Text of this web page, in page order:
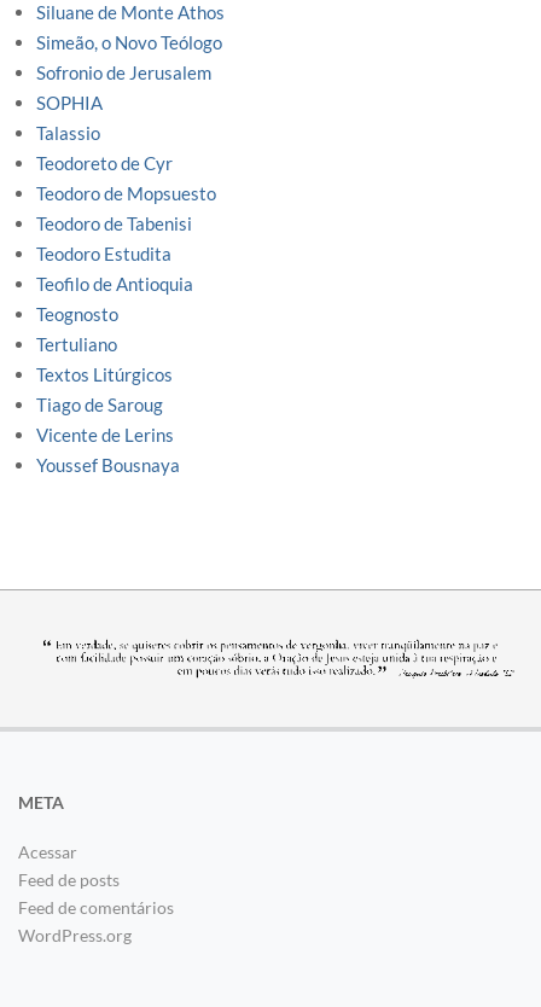
Siluane de Monte Athos
Simeão, o Novo Teólogo
Sofronio de Jerusalem
SOPHIA
Talassio
Teodoreto de Cyr
Teodoro de Mopsuesto
Teodoro de Tabenisi
Teodoro Estudita
Teofilo de Antioquia
Teognosto
Tertuliano
Textos Litúrgicos
Tiago de Saroug
Vicente de Lerins
Youssef Bousnaya
META
Acessar
Feed de posts
Feed de comentários
WordPress.org